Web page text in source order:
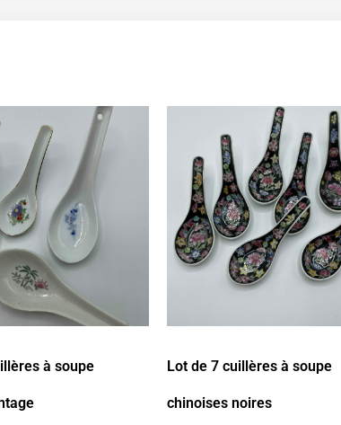
à soupe Lot de 7 cuillères à soupe
chinoises noires